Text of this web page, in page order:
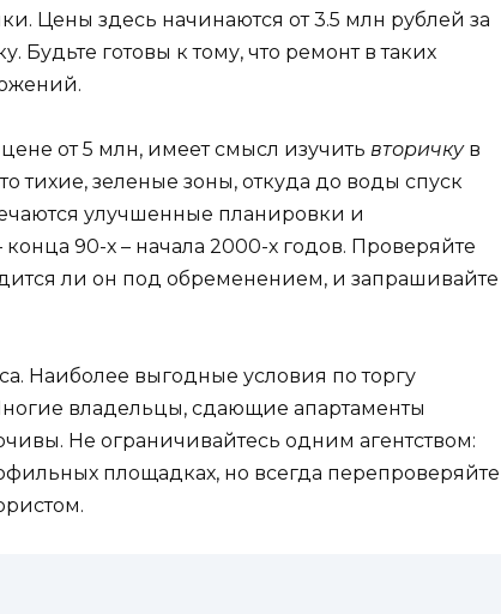
Цены здесь начинаются от 3.5 млн рублей за
готовы к тому, что ремонт в таких
от 5 млн, имеет смысл изучить вторичкув
тихие, зеленые зоны, откуда до воды спуск
улучшенные планировки и
90-х – начала 2000-х годов. Проверяйте
ли он под обременением, и запрашивайте
Наиболее выгодные условия по торгу
владельцы, сдающие апартаменты
Не ограничивайтесь одним агентством:
площадках, но всегда перепроверяйте